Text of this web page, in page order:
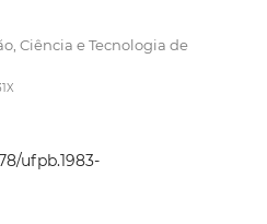
Ciência e Tecnologia de
ufpb.1983-